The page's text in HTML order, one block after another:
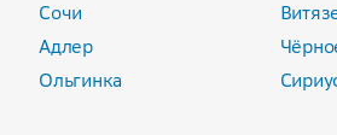
Сочи
Адлер
Ольгинка